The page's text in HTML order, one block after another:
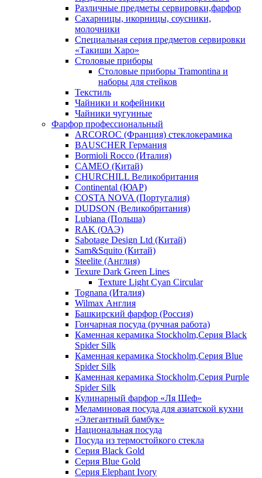
Различные предметы сервировки,фарфор
Сахарницы, икорницы, соусники,
молочники
Специальная серия предметов сервировки
«Такиши Харо»
Столовые приборы
Столовые приборы Trаmоntina и
наборы для стейков
Текстиль
Чайники и кофейники
Чайники чугунные
Фарфор профессиональный
ARCOROC (Франция) стеклокерамика
BAUSCHER Германия
Bormioli Rocco (Италия)
CAMEO (Китай)
CHURCHILL Великобритания
Continental (ЮАР)
COSTA NOVA (Португалия)
DUDSON (Великобритания)
Lubiana (Польша)
RAK (ОАЭ)
Sabotage Design Ltd (Китай)
Sam&Squito (Китай)
Steelite (Англия)
Texure Dark Green Lines
Texture Light Cyan Circular
Tognana (Италия)
Wilmax Англия
Башкирский фарфор (Россия)
Гончарная посуда (ручная работа)
Каменная керамика Stockholm,Серия Black
Spider Silk
Каменная керамика Stockholm,Серия Blue
Spider Silk
Каменная керамика Stockholm,Серия Purple
Spider Silk
Кулинарный фарфор «Ля Шеф»
Меламиновая посуда для азиатской кухни
«Элегантный бамбук»
Национальная посуда
Посуда из термостойкого стекла
Серия Black Gold
Серия Blue Gold
Серия Elephant Ivory